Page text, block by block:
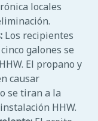
locales
Los recipientes
galones se
El propano y
causar
se tiran a la
HHW.